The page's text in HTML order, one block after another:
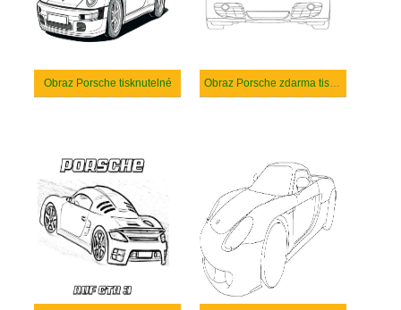
Obraz Porsche tisknutelné Obraz Porsche zdarma tisknutelné